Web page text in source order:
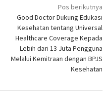
Pos berikutnya
Good Doctor Dukung Edukasi
Kesehatan tentang Universal
Healthcare Coverage Kepada
Lebih dari 13 Juta Pengguna
Melalui Kemitraan dengan BPJS
Kesehatan